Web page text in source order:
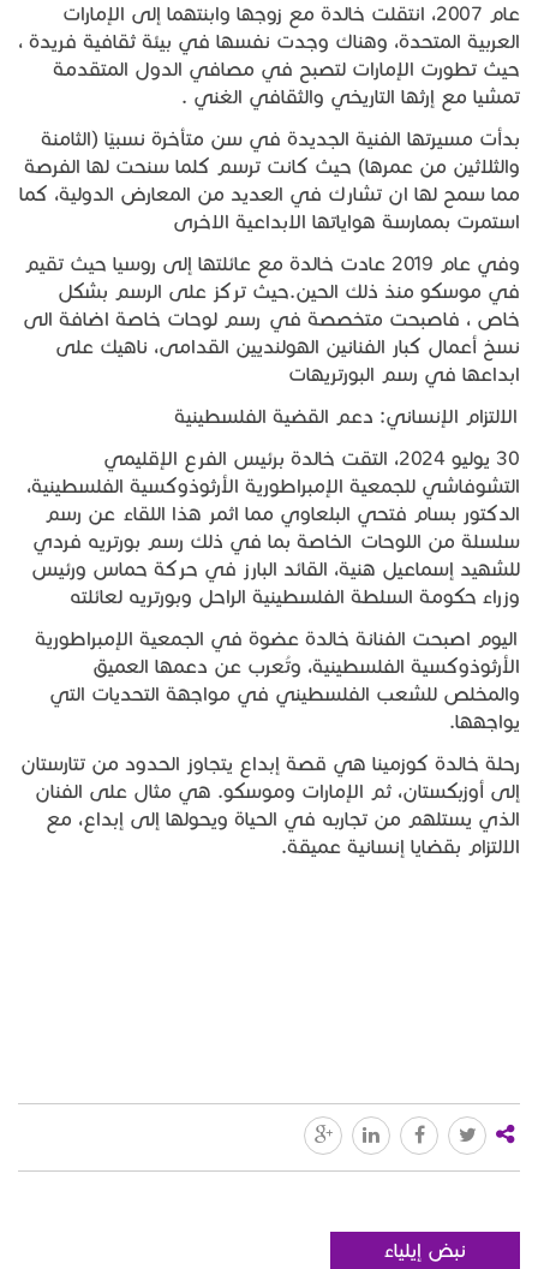
عام 2007، انتقلت خالدة مع زوجها وابنتهما إلى الإمارات
العربية المتحدة، وهناك وجدت نفسها في بيئة ثقافية فريدة ،
حيث تطورت الإمارات لتصبح في مصافي الدول المتقدمة
تمشيا مع إرثها التاريخي والثقافي الغني .
بدأت مسيرتها الفنية الجديدة في سن متأخرة نسبيًا (الثامنة
والثلاثين من عمرها) حيث كانت ترسم كلما سنحت لها الفرصة
مما سمح لها ان تشارك في العديد من المعارض الدولية، كما
استمرت بممارسة هواياتها الابداعية الاخرى
وفي عام 2019 عادت خالدة مع عائلتها إلى روسيا حيث تقيم
في موسكو منذ ذلك الحين.حيث تركز على الرسم بشكل
خاص ، فاصبحت متخصصة في رسم لوحات خاصة اضافة الى
نسخ أعمال كبار الفنانين الهولنديين القدامى، ناهيك على
ابداعها في رسم البورتريهات
الالتزام الإنساني: دعم القضية الفلسطينية
30 يوليو 2024، التقت خالدة برئيس الفرع الإقليمي
التشوفاشي للجمعية الإمبراطورية الأرثوذوكسية الفلسطينية،
الدكتور بسام فتحي البلعاوي مما اثمر هذا اللقاء عن رسم
سلسلة من اللوحات الخاصة بما في ذلك رسم بورتريه فردي
للشهيد إسماعيل هنية، القائد البارز في حركة حماس ورئيس
وزراء حكومة السلطة الفلسطينية الراحل وبورتريه لعائلته
اليوم اصبحت الفنانة خالدة عضوة في الجمعية الإمبراطورية
الأرثوذوكسية الفلسطينية، وتُعرب عن دعمها العميق
والمخلص للشعب الفلسطيني في مواجهة التحديات التي
يواجهها.
رحلة خالدة كوزمينا هي قصة إبداع يتجاوز الحدود من تتارستان
إلى أوزبكستان، ثم الإمارات وموسكو. هي مثال على الفنان
الذي يستلهم من تجاربه في الحياة ويحولها إلى إبداع، مع
الالتزام بقضايا إنسانية عميقة.
نبض إيلياء